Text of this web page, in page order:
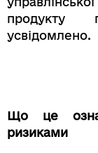
продукту
усвідомлено.
Що це
ризиками